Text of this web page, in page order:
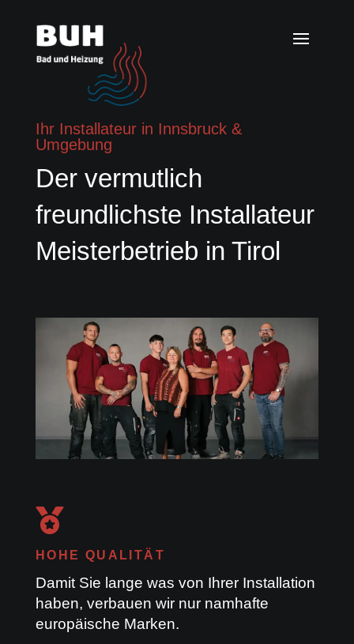
Ihr Installateur in Innsbruck &
Umgebung
Der vermutlich
freundlichste Installateur
Meisterbetrieb in Tirol

HOHE QUALITÄT
Damit Sie lange was von Ihrer Installation
haben, verbauen wir nur namhafte
europäische Marken.